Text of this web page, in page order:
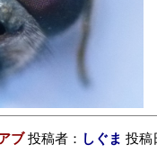
ブ投稿者： しぐま 投稿